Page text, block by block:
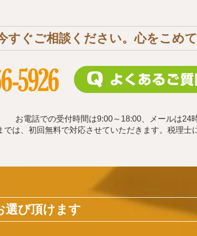
すぐご相談ください。心をこめ
お電話での受付時間は9:00～18:00、メールは24
では、初回無料で対応させていただきます。税理士
選び頂けます